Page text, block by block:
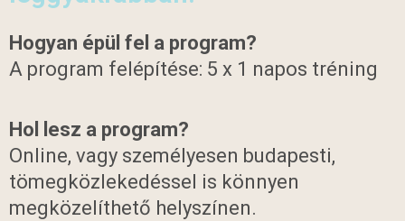
Hogyan épül fel a program?
A program felépítése: 5 x 1 napos tréning
Hol lesz a program?
Online, vagy személyesen budapesti,
tömegközlekedéssel is könnyen
megközelíthető helyszínen.